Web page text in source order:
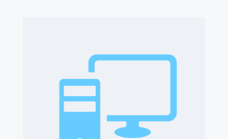
solutions retenues
– Mise en place des indicateurs cibles